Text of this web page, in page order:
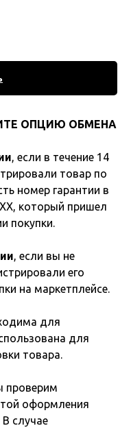
ОПЦИЮ ОБМЕНА
, если в течение 14
товар по
номер гарантии в
который пришел
покупки.
, если вы не
его
на маркетплейсе.
для
для
товара.
проверим
оформления
В случае